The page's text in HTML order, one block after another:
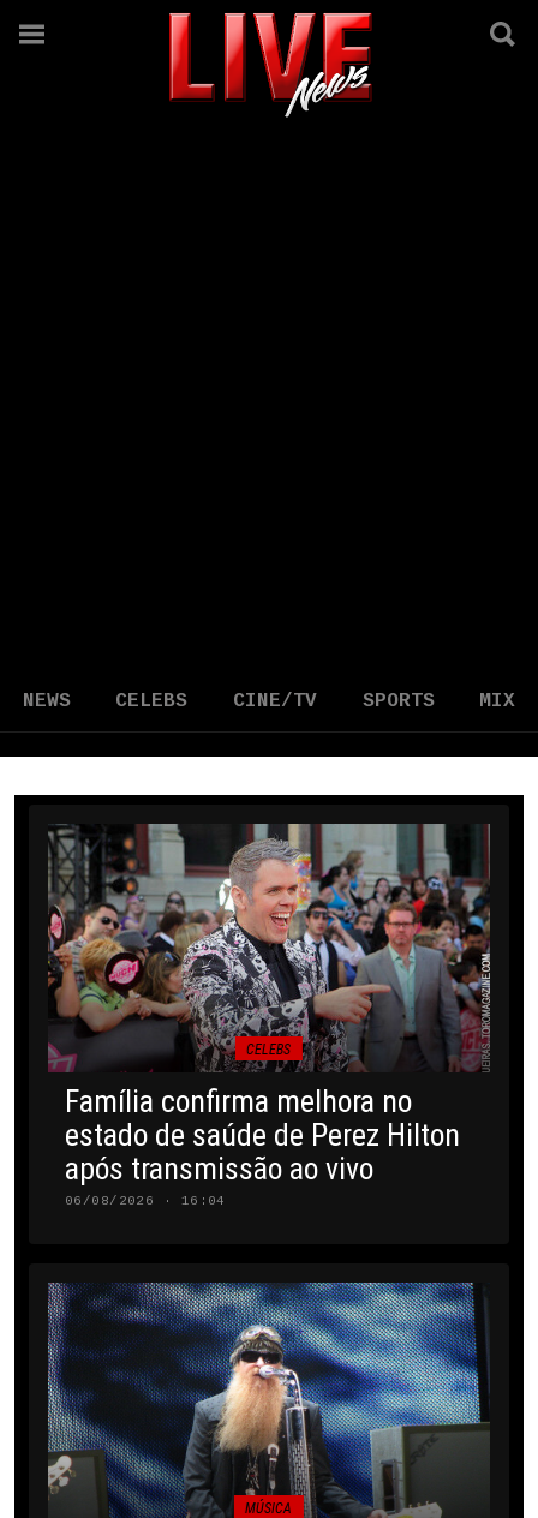
NEWS CELEBS CINE/TV SPORTS MIX
CELEBS
Família confirma melhora no
estado de saúde de Perez Hilton
após transmissão ao vivo
06/08/2026 · 16:04
MÚSICA